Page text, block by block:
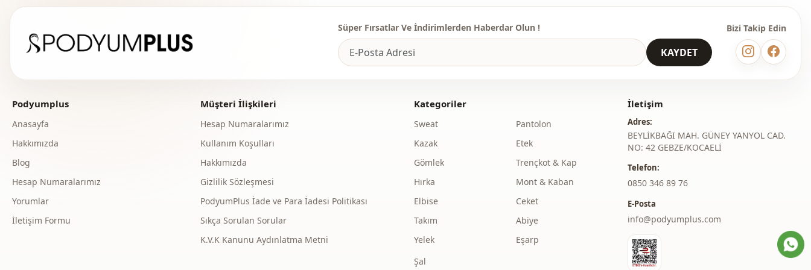
Sti̇l
Kol detay Uzun kol
Kapama şekli̇ Fermuarlı
Kapama şekli̇ Çıt çıt kapamalı
Çift cepli
Kapüşonlu
Kapüşonlu
Süper Fırsatlar Ve İndirimlerden Haberdar Olun !
KAYDET
Bizi Takip Edin
Podyumplus
Anasayfa
Hakkımızda
Blog
Hesap Numaralarımız
Yorumlar
İletişim Formu
Müşteri İlişkileri
Hesap Numaralarımız
Kullanım Koşulları
Hakkımızda
Gizlilik Sözleşmesi
PodyumPlus İade ve Para İadesi Politikası
Sıkça Sorulan Sorular
K.V.K Kanunu Aydınlatma Metni
Kategoriler
Sweat
Kazak
Gömlek
Hırka
Elbise
Takım
Yelek
Pantolon
Etek
Trençkot & Kap
Mont & Kaban
Ceket
Abiye
Eşarp
Şal
İletişim
Adres:
BEYLİKBAĞI MAH. GÜNEY YANYOL CAD.
NO: 42 GEBZE/KOCAELİ
Telefon:
‎0850 346 89 76
E-Posta
info@podyumplus.com